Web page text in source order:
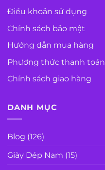
Điều khoản sử dụng
Chính sách bảo mật
Hướng dẫn mua hàng
Phương thức thanh toán
Chính sách giao hàng
DANH MỤC
Blog (126)
Giày Dép Nam (15)